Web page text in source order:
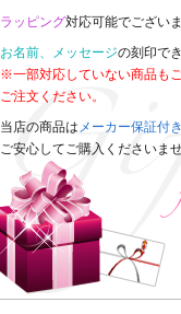
ラッピング対応可能でござい
お名前、メッセージの刻印で
※一部対応していない商品も
ご注文ください。
当店の商品は メーカー保証付
ご安心してご購入くださいま